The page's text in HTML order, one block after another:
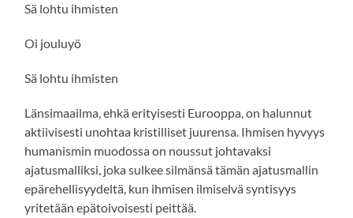
Sä lohtu ihmisten
Oi jouluyö
Sä lohtu ihmisten
Länsimaailma, ehkä erityisesti Eurooppa, on halunnut
aktiivisesti unohtaa kristilliset juurensa. Ihmisen hyvyys
humanismin muodossa on noussut johtavaksi
ajatusmalliksi, joka sulkee silmänsä tämän ajatusmallin
epärehellisyydeltä, kun ihmisen ilmiselvä syntisyys
yritetään epätoivoisesti peittää.